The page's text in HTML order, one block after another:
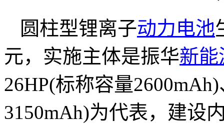
圆柱型锂离子动力电池
元，实施主体是振华新能
26HP(标称容量
3150mAh)为代表，建设